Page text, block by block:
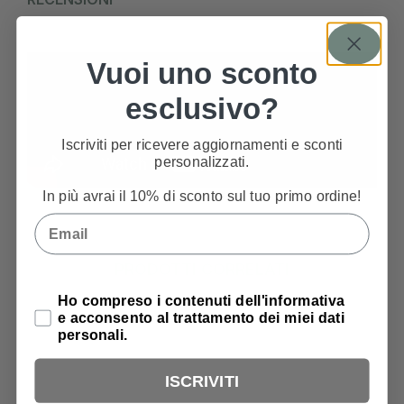
Vuoi uno sconto
esclusivo?
Iscriviti per ricevere aggiornamenti e sconti
personalizzati.
In più avrai il 10% di sconto sul tuo primo ordine!
Email
Privacy Policy
Ho compreso i contenuti dell'informativa
e acconsento al trattamento dei miei dati
personali.
ISCRIVITI